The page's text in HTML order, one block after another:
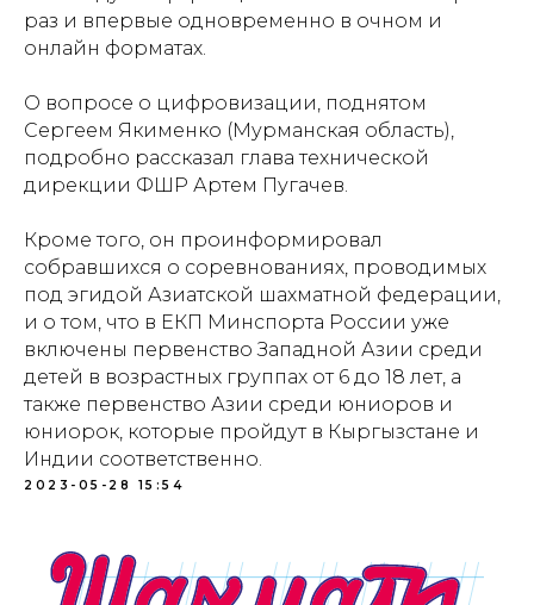
раз и впервые одновременно в очном и
онлайн форматах.
О вопросе о цифровизации, поднятом
Сергеем Якименко (Мурманская область),
подробно рассказал глава технической
дирекции ФШР Артем Пугачев.
Кроме того, он проинформировал
собравшихся о соревнованиях, проводимых
под эгидой Азиатской шахматной федерации,
и о том, что в ЕКП Минспорта России уже
включены первенство Западной Азии среди
детей в возрастных группах от 6 до 18 лет, а
также первенство Азии среди юниоров и
юниорок, которые пройдут в Кыргызстане и
Индии соответственно.
2023-05-28 15:54
Документация Партнеры
Политика обработки персональных данных